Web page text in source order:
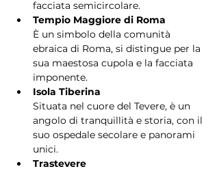
facciata semicircolare.
Tempio Maggiore di Roma
È un simbolo della comunità
ebraica di Roma, si distingue per la
sua maestosa cupola e la facciata
imponente.
Isola Tiberina
Situata nel cuore del Tevere, è un
angolo di tranquillità e storia, con il
suo ospedale secolare e panorami
unici.
Trastevere